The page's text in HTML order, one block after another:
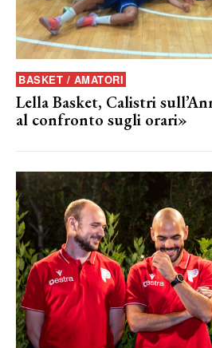
BASKET / AMATORI
Lella Basket, Calistri
al confronto sugli orari»